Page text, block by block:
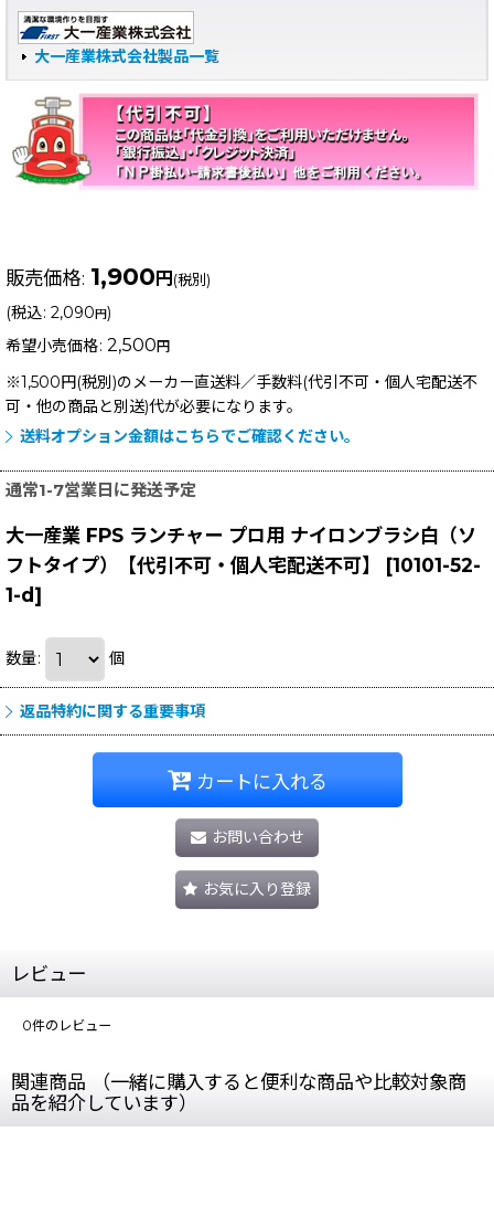
大一産業株式会社製品一覧
販売価格: 1,900 円 (税別)
(税込: 2,090 円)
希望小売価格: 2,500 円
※1,500円(税別)のメーカー直送料／手数料(代引不可・個人宅配送不
可・他の商品と別送)代が必要になります。
送料オプション金額はこちらでご確認ください。
通常1-7営業日に発送予定
大一産業 FPS ランチャー プロ用 ナイロンブラシ白（ソ
フトタイプ）【代引不可・個人宅配送不可】
[10101-52-
1-d]
数量: 個
返品特約に関する重要事項
カートに入れる
お問い合わせ
お気に入り登録
レビュー
0件のレビュー
関連商品 （一緒に購入すると便利な商品や比較対象商
品を紹介しています）